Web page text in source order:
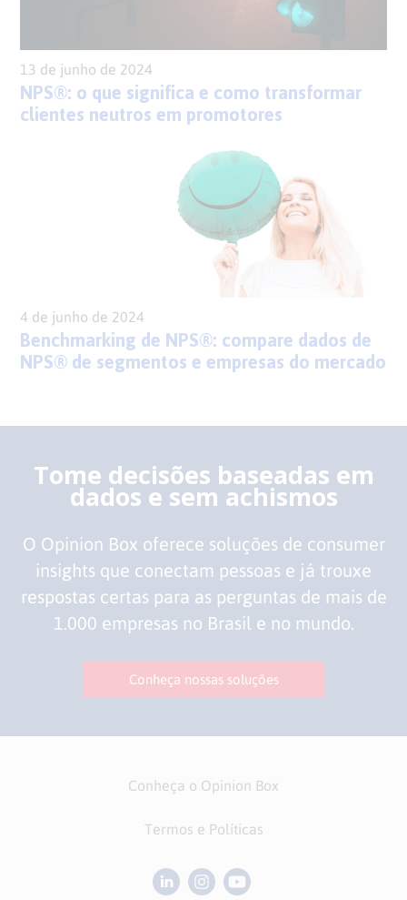
13 de junho de 2024
NPS®: o que significa e como transformar
clientes neutros em promotores
4 de junho de 2024
Benchmarking de NPS®: compare dados de
NPS® de segmentos e empresas do mercado
Tome decisões baseadas em
dados e sem achismos
O Opinion Box oferece soluções de consumer
insights que conectam pessoas e já trouxe
respostas certas para as perguntas de mais de
1.000 empresas no Brasil e no mundo.
Conheça nossas soluções
Conheça o Opinion Box
Termos e Políticas